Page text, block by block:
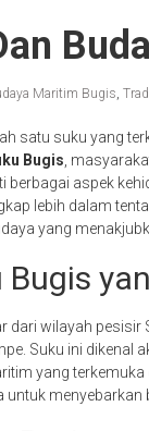
Maritim Bugis,
satu suku yang
Bugis ,
berbagai aspek
lebih dalam
yang
Bugis
dari wilayah pesisir
Suku ini dikenal
yang
untuk